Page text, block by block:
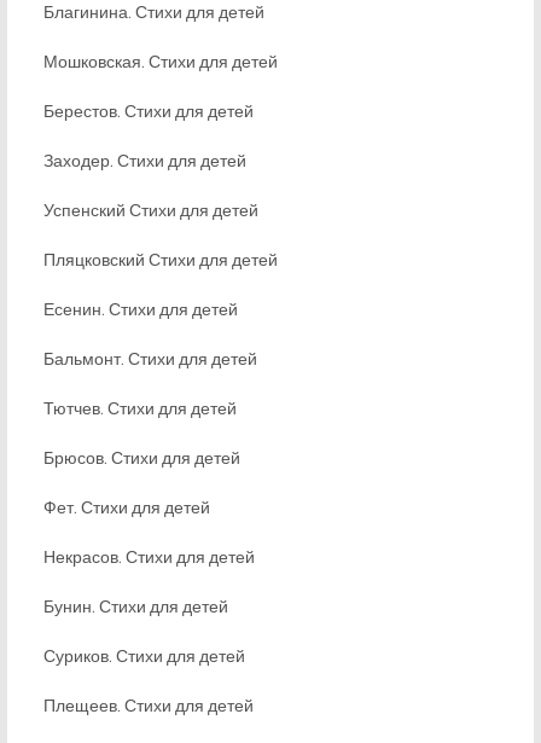
Благинина. Стихи для детей
Мошковская. Стихи для детей
Берестов. Стихи для детей
Заходер. Стихи для детей
Успенский Стихи для детей
Пляцковский Стихи для детей
Есенин. Стихи для детей
Бальмонт. Стихи для детей
Тютчев. Стихи для детей
Брюсов. Стихи для детей
Фет. Стихи для детей
Некрасов. Стихи для детей
Бунин. Стихи для детей
Суриков. Стихи для детей
Плещеев. Стихи для детей